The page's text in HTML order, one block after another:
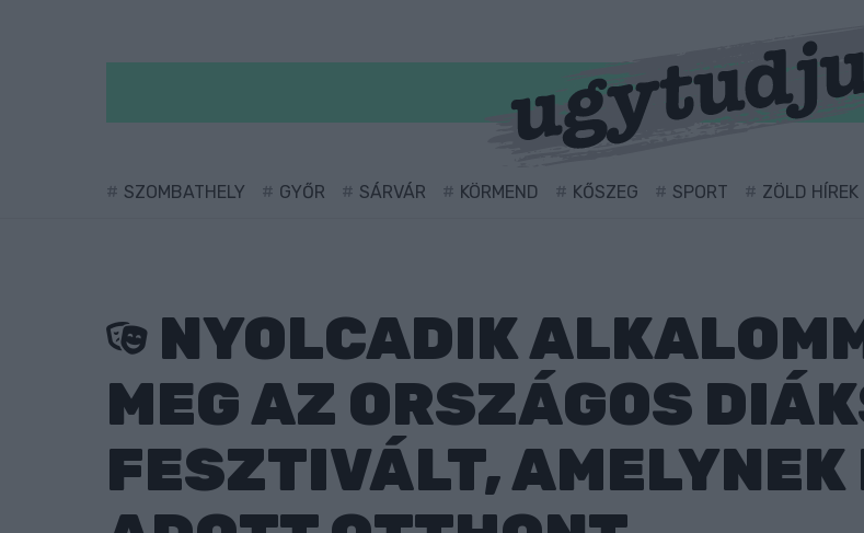
SZOMBATHELY GYŐR SÁRVÁR KÖRMEND KŐSZEG SPORT ZÖLD HÍREK
NYOLCADIK
MEG AZ ORSZÁGOS
FESZTIVÁLT, AMELYNEK